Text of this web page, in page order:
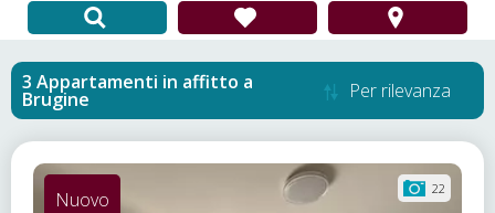
Appartamenti in affitto a
Brugine Per rilevanza
22
Nuovo